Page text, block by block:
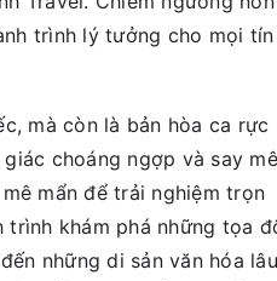
trình lý tưởng cho mọi tín
mà còn là bản hòa ca rực
choáng ngợp và say
mẩn để trải nghiệm trọn
trình khám phá những tọa
những di sản văn hóa lâu